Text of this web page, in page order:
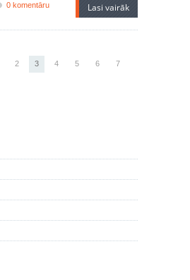
0 komentāru Lasi vairāk
2 3 4 5 6 7